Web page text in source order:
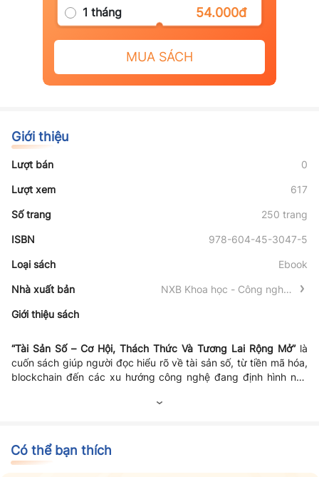
1 tháng 54.000đ
MUA SÁCH
Giới thiệu
Lượt bán 0
Lượt xem 617
Số trang 250 trang
ISBN 978-604-45-3047-5
Loại sách Ebook
Nhà xuất bản
NXB Khoa học - Công nghệ -
Giới thiệu sách
“Tài Sản Số – Cơ Hội, Thách Thức Và Tương Lai Rộng Mở”là
cuốn sách giúp người đọc hiểu rõ về tài sản số, từ tiền mã hóa,
blockchain đến các xu hướng công nghệ đang định hình nền
đổi mới mà tài sản số mang lại, đồng thời chỉ ra các rủi ro, thách
thức để thích ứng với sự phát triển mạnh mẽ của kỷ nguyên số.
Đây là tài liệu hữu ích cho những ai quan tâm đến tương lai của
Có thể bạn thích